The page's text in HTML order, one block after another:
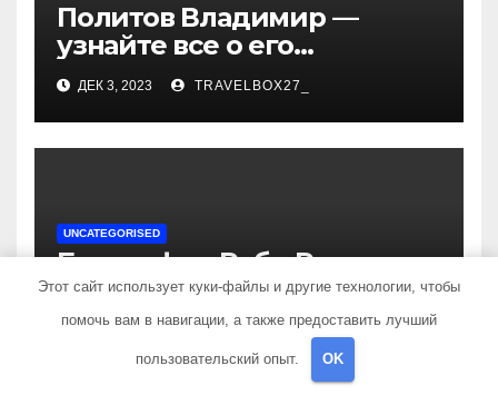
Политов Владимир —
узнайте все о его
биографии, возрасте и
впечатляющих
достижениях!
ДЕК 3, 2023 TRAVELBOX27_
UNCATEGORISED
Биография Руби Роуз —
успешная музыкальная
карьера, личная жизнь и
знаковые достижения
TRAVELBOX27_
Этот сайт использует куки-файлы и другие технологии, чтобы
помочь вам в навигации, а также предоставить лучший
пользовательский опыт. OK